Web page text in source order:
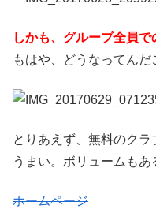
しかも、グループ全員で
もはや、どうなってんだ
とりあえず、無料のクラ
うまい。ボリュームもあ
ホームページ